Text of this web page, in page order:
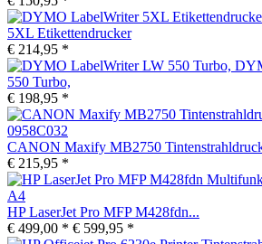
5XL Etikettendrucker
€ 214,95 *
550 Turbo,
€ 198,95 *
CANON Maxify MB2750
€ 215,95 *
HP LaserJet Pro MFP M428fdn...
€ 499,00 * € 599,95 *